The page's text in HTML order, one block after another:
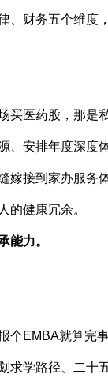
、财务五个维度
买医药股，那是
、安排年度深度
嫁接到家办服务
的健康冗余。
能力。
个EMBA就算完
求学路径、二十